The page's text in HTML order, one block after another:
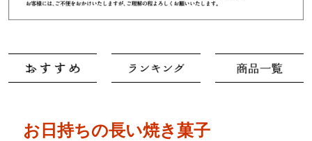
お日持ちの長い焼き菓子